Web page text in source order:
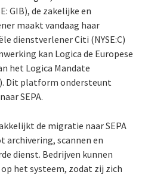
GIB), de zakelijke en
maakt vandaag haar
dienstverlener Citi (NYSE:C)
kan Logica de Europese
het Logica Mandate
Dit platform ondersteunt
SEPA.
de migratie naar SEPA
archivering, scannen en
dienst. Bedrijven kunnen
het systeem, zodat zij zich